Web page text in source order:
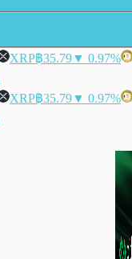
XRP฿35.79▼ 0.97%
XRP฿35.79▼ 0.97%